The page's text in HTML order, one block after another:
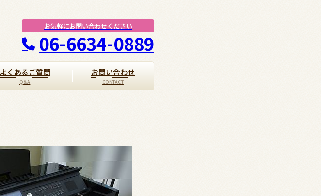
お気軽にお問い合わせください
06-6634-0889
よくあるご質問 お問い合わせ